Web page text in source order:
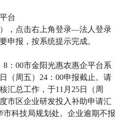
台
），点击右上角登录—法人登录
申报，按系统提示完成。
8 ：00市金阳光惠农惠企平台系
日（周五） 24 ：00申报截止。请
汇总工作，于11 月 25日（周
市区企业研发投入补助申请汇
市科技局规划处。企业逾期不报